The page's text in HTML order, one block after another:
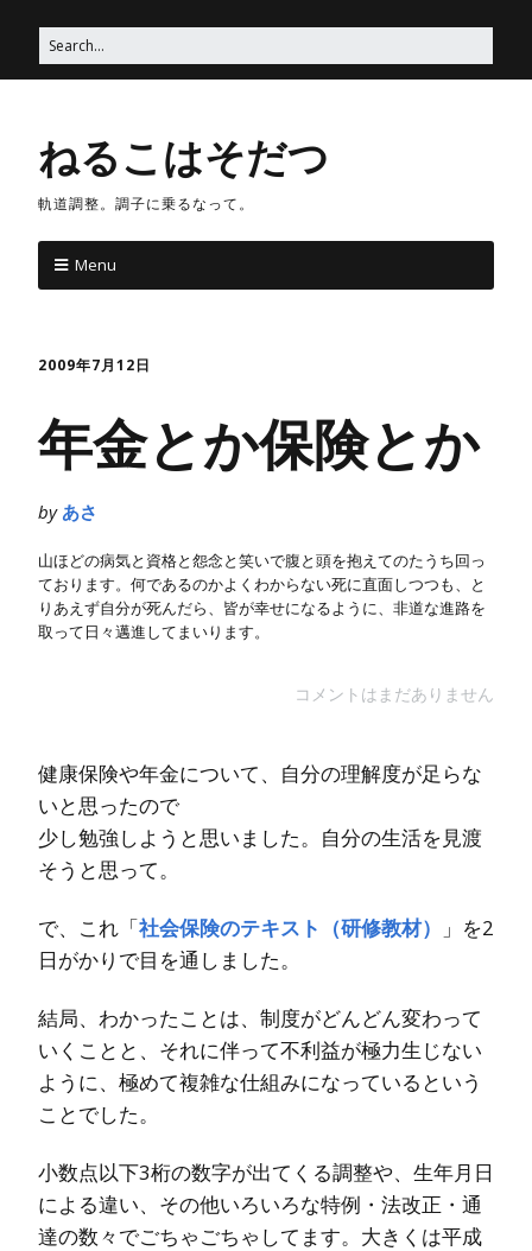
ねるこはそだつ
軌道調整。調子に乗るなって。
Menu
2009年7月12日
年金とか保険とか
by あさ
山ほどの病気と資格と怨念と笑いで腹と頭を抱えてのたうち回っ
ております。何であるのかよくわからない死に直面しつつも、と
りあえず自分が死んだら、皆が幸せになるように、非道な進路を
取って日々邁進してまいります。
コメントはまだありません
健康保険や年金について、自分の理解度が足らな
いと思ったので
少し勉強しようと思いました。自分の生活を見渡
そうと思って。
で、これ「社会保険のテキスト（研修教材）
」を2
日がかりで目を通しました。
結局、わかったことは、制度がどんどん変わって
いくことと、それに伴って不利益が極力生じない
ように、極めて複雑な仕組みになっているという
ことでした。
小数点以下3桁の数字が出てくる調整や、生年月日
による違い、その他いろいろな特例・法改正・通
達の数々でごちゃごちゃしてます。大きくは平成